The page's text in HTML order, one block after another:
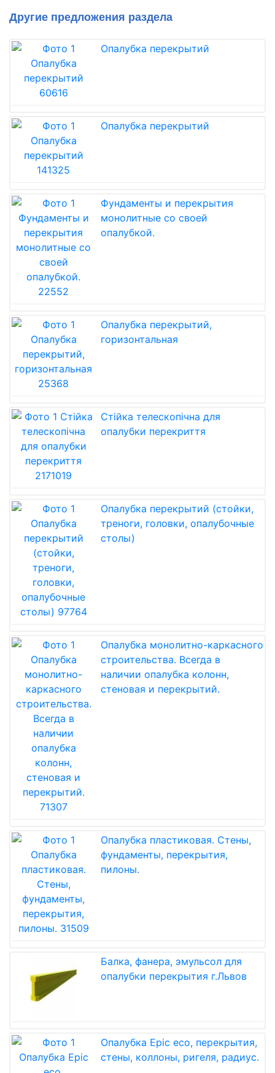
Другие предложения раздела
Опалубка перекрытий
Опалубка перекрытий
Фундаменты и перекрытия
монолитные со своей
опалубкой.
Опалубка перекрытий,
горизонтальная
Стійка телескопічна для
опалубки перекриття
Опалубка перекрытий (стойки,
треноги, головки, опалубочные
столы)
Опалубка монолитно-каркасного
строительства. Всегда в
наличии опалубка колонн,
стеновая и перекрытий.
Опалубка пластиковая. Стены,
фундаменты, перекрытия,
пилоны.
Балка, фанера, эмульсол для
опалубки перекрытия г.Львов
Опалубка Epic eco, перекрытия,
стены, коллоны, ригеля, радиус.